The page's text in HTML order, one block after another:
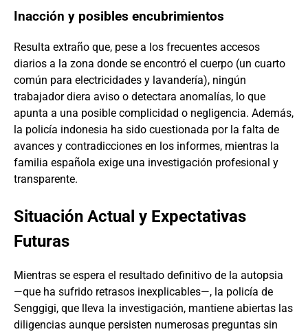
Inacción y posibles encubrimientos
Resulta extraño que, pese a los frecuentes accesos
diarios a la zona donde se encontró el cuerpo (un cuarto
común para electricidades y lavandería), ningún
trabajador diera aviso o detectara anomalías, lo que
apunta a una posible complicidad o negligencia. Además,
la policía indonesia ha sido cuestionada por la falta de
avances y contradicciones en los informes, mientras la
familia española exige una investigación profesional y
transparente.
Situación Actual y Expectativas
Futuras
Mientras se espera el resultado definitivo de la autopsia
—que ha sufrido retrasos inexplicables—, la policía de
Senggigi, que lleva la investigación, mantiene abiertas las
diligencias aunque persisten numerosas preguntas sin